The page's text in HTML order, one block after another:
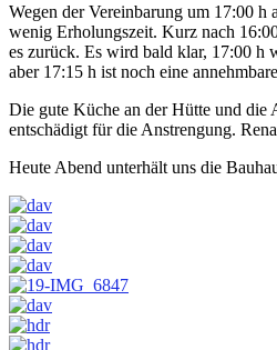
Wegen der Vereinbarung um 17:00 h
wenig Erholungszeit. Kurz nach
es zurück. Es wird bald klar, 17:00 h
aber 17:15 h ist noch eine
Die gute Küche an der Hütte und die
entschädigt für die Anstrengung.
Heute Abend unterhält uns die